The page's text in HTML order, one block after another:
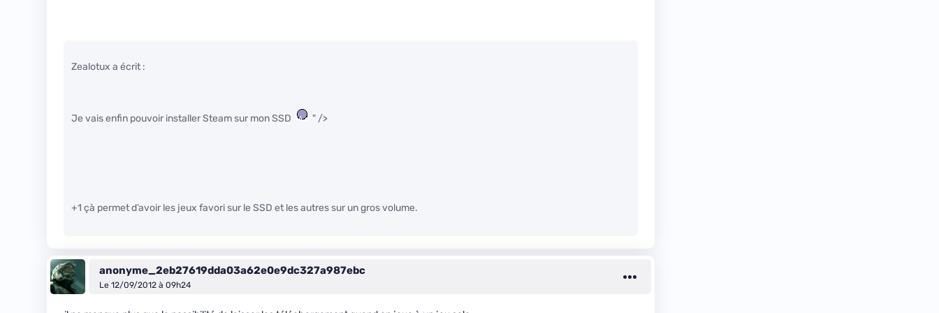
Zealotux a écrit :
Je vais enfin pouvoir installer Steam sur mon SSD " />
+1 çà permet d’avoir les jeux favori sur le SSD et les autres sur un gros volume.
anonyme_2eb27619dda03a62e0e9dc327a987ebc
Le 12/09/2012 à 09h24